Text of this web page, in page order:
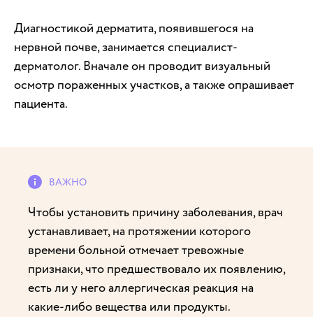
Диагностикой дерматита, появившегося на
нервной почве, занимается специалист-
дерматолог. Вначале он проводит визуальный
осмотр пораженных участков, а также опрашивает
пациента.
Чтобы установить причину заболевания, врач
устанавливает, на протяжении которого
времени больной отмечает тревожные
признаки, что предшествовало их появлению,
есть ли у него аллергическая реакция на
какие-либо вещества или продукты.